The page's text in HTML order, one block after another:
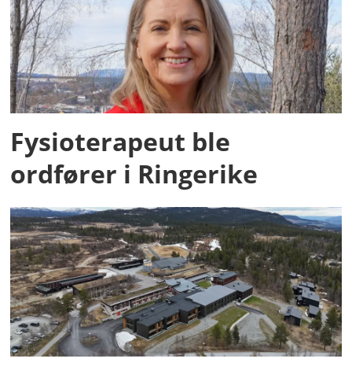
Fysioterapeut ble
ordfører i Ringerike